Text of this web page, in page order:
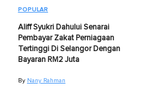
POPULAR
Aliff Syukri Dahului Senarai
Pembayar Zakat Perniagaan
Tertinggi Di Selangor Dengan
Bayaran RM2 Juta
By Nany Rahman